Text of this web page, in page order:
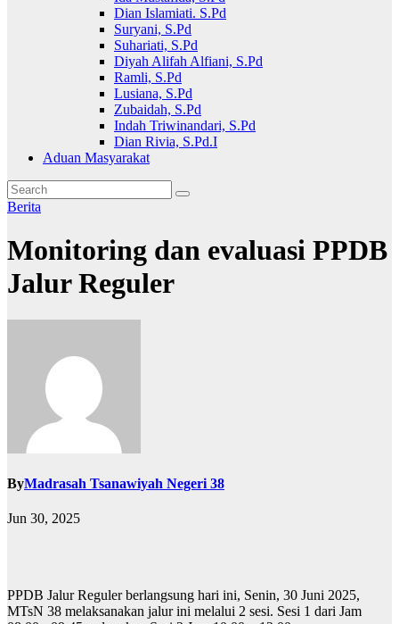
Dian Islamiati. S.Pd
Suryani, S.Pd
Suhariati, S.Pd
Diyah Alifah Alfiani, S.Pd
Ramli, S.Pd
Lusiana, S.Pd
Zubaidah, S.Pd
Indah Triwinandari, S.Pd
Dian Rivia, S.Pd.I
Aduan Masyarakat
Berita
Monitoring dan evaluasi PPDB
Jalur Reguler
ByMadrasah Tsanawiyah Negeri 38
Jun 30, 2025
PPDB Jalur Reguler berlangsung hari ini, Senin, 30 Juni 2025,
MTsN 38 melaksanakan jalur ini melalui 2 sesi. Sesi 1 dari Jam